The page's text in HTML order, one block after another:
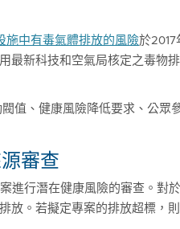
施中有毒氣體排放的風險於
最新科技和空氣局核定之毒物
值、健康風險降低要求、公眾
審查
進行潛在健康風險的審查。對
放。若擬定專案的排放超標，